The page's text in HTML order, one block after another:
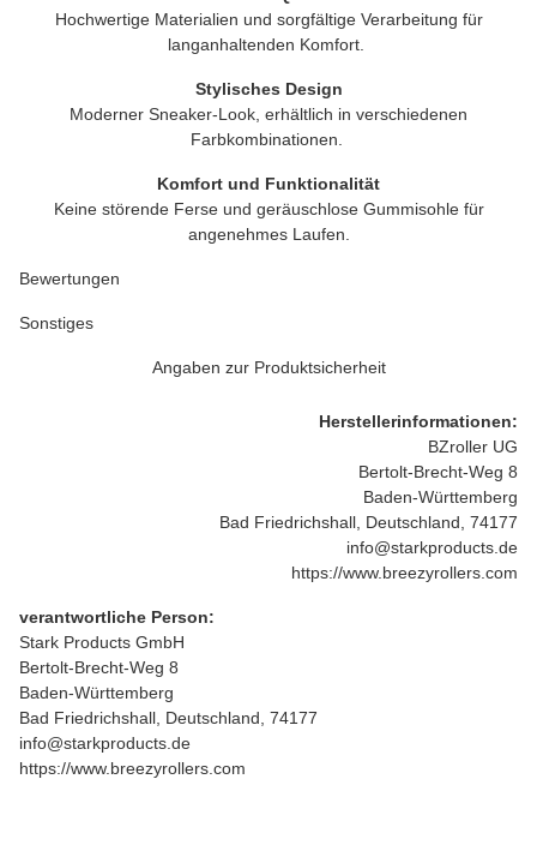
Hochwertige Materialien und sorgfältige Verarbeitung für
langanhaltenden Komfort.
Stylisches Design
Moderner Sneaker-Look, erhältlich in verschiedenen
Farbkombinationen.
Komfort und Funktionalität
Keine störende Ferse und geräuschlose Gummisohle für
angenehmes Laufen.
Bewertungen
Sonstiges
Angaben zur Produktsicherheit
Herstellerinformationen:
BZroller UG
Bertolt-Brecht-Weg 8
Baden-Württemberg
Bad Friedrichshall, Deutschland, 74177
info@starkproducts.de
https://www.breezyrollers.com
verantwortliche Person:
Stark Products GmbH
Bertolt-Brecht-Weg 8
Baden-Württemberg
Bad Friedrichshall, Deutschland, 74177
info@starkproducts.de
https://www.breezyrollers.com